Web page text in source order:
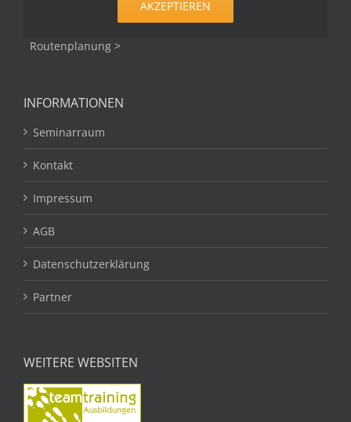
AKZEPTIEREN
Routenplanung >
INFORMATIONEN
Seminarraum
Kontakt
Impressum
AGB
Datenschutzerklärung
Partner
WEITERE WEBSITEN